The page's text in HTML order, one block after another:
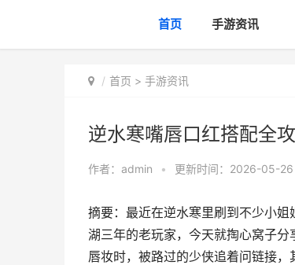
首页 手游资讯
首页 > 手游资讯
逆水寒嘴唇口红搭配全
作者： admin • 更新时间：2026-05-26
摘要：最近在逆水寒里刷到不少小
湖三年的老玩家，今天就掏心窝子
唇妆时，被路过的少侠追着问链接